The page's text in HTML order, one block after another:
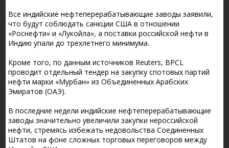
Все индийские нефтеперерабатывающие заводы заявили,
что будут соблюдать санкции США в отношении
«Роснефти» и «Лукойла», а поставки российской нефти в
Индию упали до трехлетнего минимума.
Кроме того, по данным источников Reuters, BPCL
проводит отдельный тендер на закупку спотовых партий
нефти марки «Мурбан» из Объединенных Арабских
Эмиратов (ОАЭ).
В последние недели индийские нефтеперерабатывающие
заводы значительно увеличили закупки нероссийской
нефти, стремясь избежать недовольства Соединенных
Штатов на фоне сложных торговых переговоров между